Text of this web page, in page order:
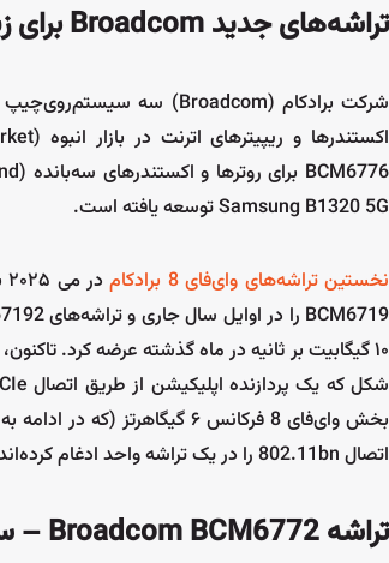
تراشه‌های جدید Broadcom برای زیرساخت‌های نسل جدید
Samsung B1320 5G توسعه یافته است.
نخستین تراشه‌های وای‌فای 8 برادکام
اتصال 802.11bn را در یک تراشه واحد ادغام کرده‌اند.
تراشه Broadcom BCM6772 – سیستم‌روی‌چیپ وای‌فای 8 با ۴ استریم